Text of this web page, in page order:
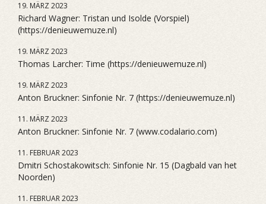
19. MÄRZ 2023
Richard Wagner: Tristan und Isolde (Vorspiel)
(https://denieuwemuze.nl)
19. MÄRZ 2023
Thomas Larcher: Time (https://denieuwemuze.nl)
19. MÄRZ 2023
Anton Bruckner: Sinfonie Nr. 7 (https://denieuwemuze.nl)
11. MÄRZ 2023
Anton Bruckner: Sinfonie Nr. 7 (www.codalario.com)
11. FEBRUAR 2023
Dmitri Schostakowitsch: Sinfonie Nr. 15 (Dagbald van het
Noorden)
11. FEBRUAR 2023